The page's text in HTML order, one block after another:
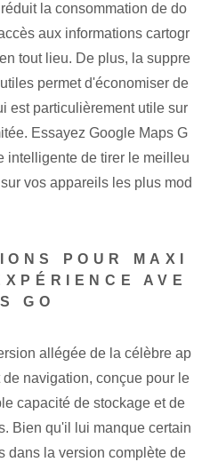
la consommation de do
aux informations cartogr
tout lieu. De plus, la suppre
permet d'économiser de
est particulièrement utile sur
Essayez Google Maps G
intelligente de tirer le meilleu
vos appareils les plus mod
POUR MAXI
AVE
GO
allégée de la célèbre ap
navigation, conçue pour le
capacité de stockage et de
Bien qu'il lui manque certain
dans la version complète de